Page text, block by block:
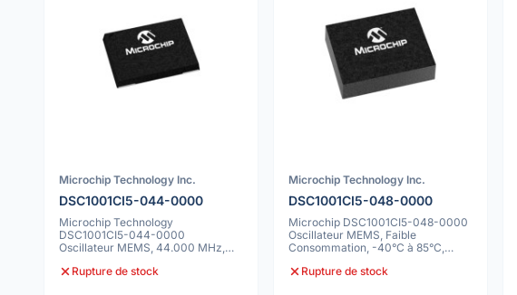
Microchip Technology Inc.
DSC1001CI5-044-0000
Microchip Technology
DSC1001CI5-044-0000
Oscillateur MEMS, 44.000 MHz,
Rupture de stock
Microchip Technology Inc.
DSC1001CI5-048-0000
Microchip DSC1001CI5-048-0000
Oscillateur MEMS, Faible
Consommation, -40°C à 85°C,
Rupture de stock